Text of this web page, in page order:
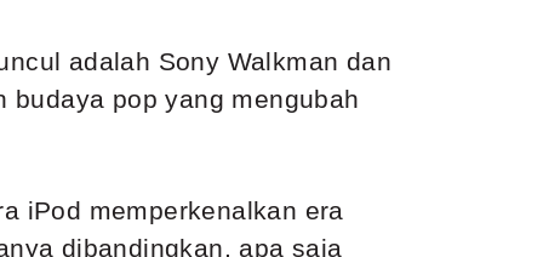
adalah Sony Walkman dan
budaya pop yang mengubah
iPod memperkenalkan era
dibandingkan, apa saja